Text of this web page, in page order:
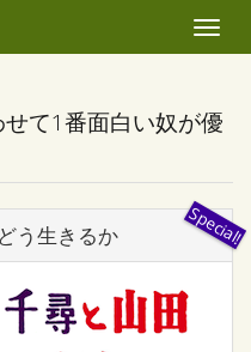
Toggle
て1番面白い奴が優
う生きるか